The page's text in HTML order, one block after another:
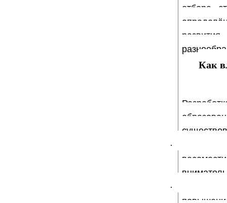
отбора,
Как
· Во-
· Во-